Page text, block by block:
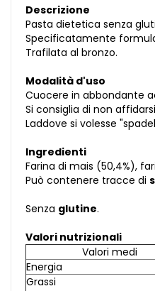
Descrizione
Pasta dietetica senza
Specificatamente
Trafilata al bronzo.
Modalità d'uso
Cuocere in abbondante
Si consiglia di non
Laddove si volesse
Ingredienti
Farina di mais (50,4%),
Può contenere tracce di
Senza glutine.
Valori nutrizionali
Valori medi
Energia
Grassi